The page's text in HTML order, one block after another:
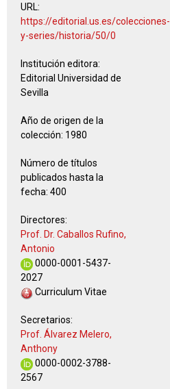
URL:
https://editorial.us.es/colecciones-
y-series/historia/50/0
Institución editora:
Editorial Universidad de
Sevilla
Año de origen de la
colección: 1980
Número de títulos
publicados hasta la
fecha: 400
Directores:
Prof. Dr. Caballos Rufino,
Antonio
0000-0001-5437-
2027
Curriculum Vitae
Secretarios:
Prof. Álvarez Melero,
Anthony
0000-0002-3788-
2567